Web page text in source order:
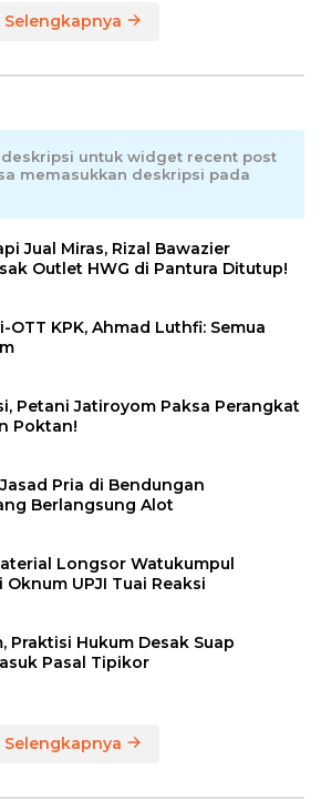
Selengkapnya
untuk widget recent post
memasukkan deskripsi pada
Jual Miras, Rizal Bawazier
Outlet HWG di Pantura Ditutup!
KPK, Ahmad Luthfi: Semua
Petani Jatiroyom Paksa Perangkat
Poktan!
Pria di Bendungan
Berlangsung Alot
Longsor Watukumpul
UPJI Tuai Reaksi
Praktisi Hukum Desak Suap
Pasal Tipikor
Selengkapnya